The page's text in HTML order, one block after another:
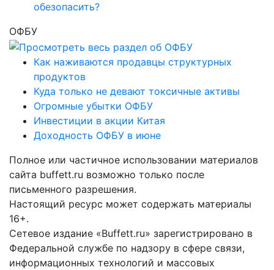
обезопасить?
ОФБУ
Как наживаются продавцы структурных
продуктов
Куда только не девают токсичные активы
Огромные убытки ОФБУ
Инвестиции в акции Китая
Доходность ОФБУ в июне
Полное или частичное использовании материалов
сайта buffett.ru возможно только после
письменного разрешения.
Настоящий ресурс может содержать материалы
16+.
Сетевое издание «Buffett.ru» зарегистрировано в
Федеральной службе по надзору в сфере связи,
информационных технологий и массовых